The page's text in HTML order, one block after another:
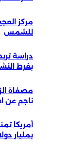
للشمس
دراسة
بفرط
مصفاة
ناجم عن
أمريكا
بمليار